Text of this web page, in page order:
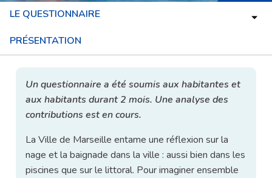
LE QUESTIONNAIRE
PRÉSENTATION
Un questionnaire a été soumis aux habitantes et
aux habitants durant 2 mois. Une analyse des
contributions est en cours.
La Ville de Marseille entame une réflexion sur la
nage et la baignade dans la ville : aussi bien dans les
piscines que sur le littoral. Pour imaginer ensemble